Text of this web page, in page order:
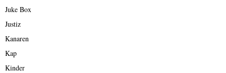
Juke Box
Justiz
Kanaren
Kap
Kinder